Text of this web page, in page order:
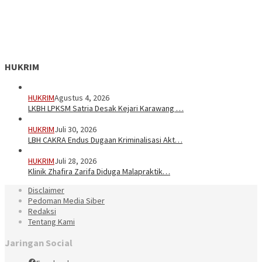
HUKRIM
HUKRIMAgustus 4, 2026
LKBH LPKSM Satria Desak Kejari Karawang …
HUKRIMJuli 30, 2026
LBH CAKRA Endus Dugaan Kriminalisasi Akt…
HUKRIMJuli 28, 2026
Klinik Zhafira Zarifa Diduga Malapraktik…
Disclaimer
Pedoman Media Siber
Redaksi
Tentang Kami
Jaringan Social